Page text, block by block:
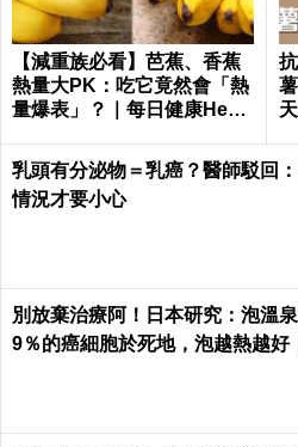
【減重族必看】芭蕉、香蕉
熱量大PK：吃它竟然會「熱
量爆表」？｜每日健康Healt
乳頭有分泌物＝乳癌？醫師駁回
情況才要小心
別放棄治療阿！日本研究：泡溫
9％的癌細胞於死地，泡越熱越好